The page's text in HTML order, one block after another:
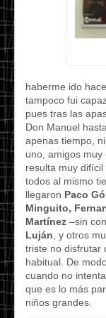
haberme ido
tampoco fui
pues tras las
Don Manuel
apenas tiempo,
uno, amigos
resulta muy
todos al mismo
llegaron Paco
Minguito,
Martínez –sin
Luján , y otros
triste no disfrutar
habitual. De
cuando no
que es lo más
niños grandes.